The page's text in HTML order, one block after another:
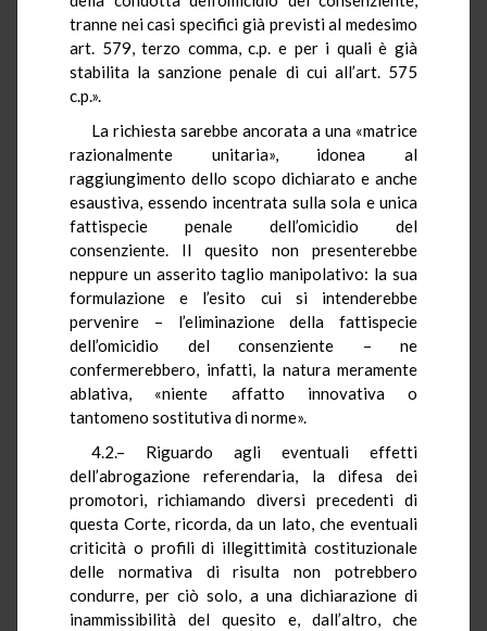
tranne nei casi specifici già previsti al medesimo
art. 579, terzo comma, c.p. e per i quali è già
stabilita la sanzione penale di cui all’art. 575
c.p.».
La richiesta sarebbe ancorata a una «matrice
razionalmente unitaria», idonea al
raggiungimento dello scopo dichiarato e anche
esaustiva, essendo incentrata sulla sola e unica
fattispecie penale dell’omicidio del
consenziente. Il quesito non presenterebbe
neppure un asserito taglio manipolativo: la sua
formulazione e l’esito cui si intenderebbe
pervenire – l’eliminazione della fattispecie
dell’omicidio del consenziente – ne
confermerebbero, infatti, la natura meramente
ablativa, «niente affatto innovativa o
tantomeno sostitutiva di norme».
4.2.– Riguardo agli eventuali effetti
dell’abrogazione referendaria, la difesa dei
promotori, richiamando diversi precedenti di
questa Corte, ricorda, da un lato, che eventuali
criticità o profili di illegittimità costituzionale
delle normativa di risulta non potrebbero
condurre, per ciò solo, a una dichiarazione di
inammissibilità del quesito e, dall’altro, che